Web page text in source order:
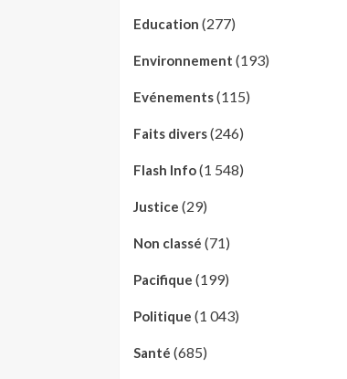
Education (277)
Environnement (193)
Evénements(115)
Faits divers(246)
Flash Info(1 548)
Justice (29)
Non classé (71)
Pacifique (199)
Politique (1 043)
Santé (685)